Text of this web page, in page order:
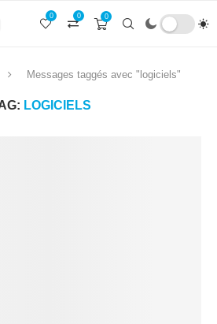
0
0
0
Messages taggés avec "logiciels"
LOGICIELS